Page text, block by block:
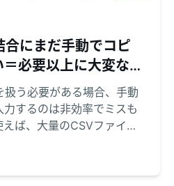
にまだ手動でコピ
必要以上に大変な作
扱う必要がある場合、手動
するのは非効率でミスも
ば、大量のCSVファイル